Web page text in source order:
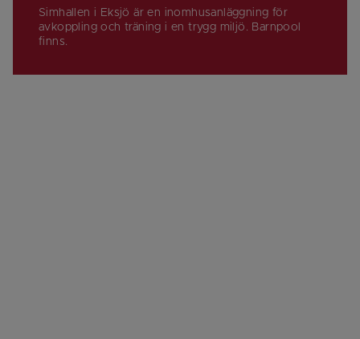
Simhallen i Eksjö är en inomhusanläggning för
avkoppling och träning i en trygg miljö. Barnpool
finns.